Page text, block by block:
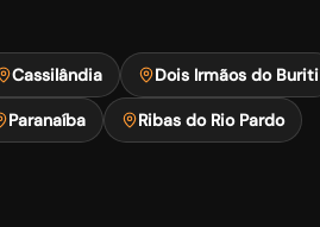
Cassilândia Dois Irmãos do Buriti
Paranaíba Ribas do Rio Pardo